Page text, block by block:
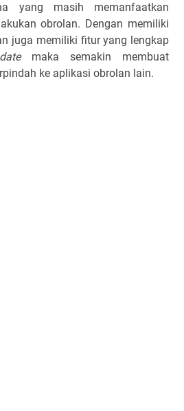
yang masih memanfaatkan
obrolan. Dengan memiliki
juga memiliki fitur yang lengkap
maka semakin membuat
ke aplikasi obrolan lain.